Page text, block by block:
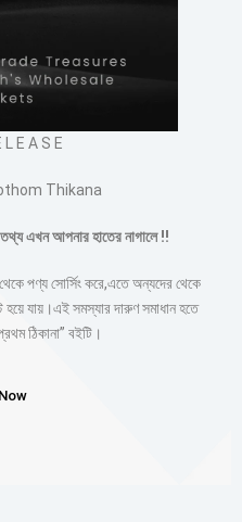
Thikana
তথ্য এখন আপনার হাতের নাগালে !!
পণ্য সোর্সিং করে,এতে অন্যদের থেকে
যায়।এই সমস্যার দারুণ সমাধান হতে
ঠিকানা” বইটি।